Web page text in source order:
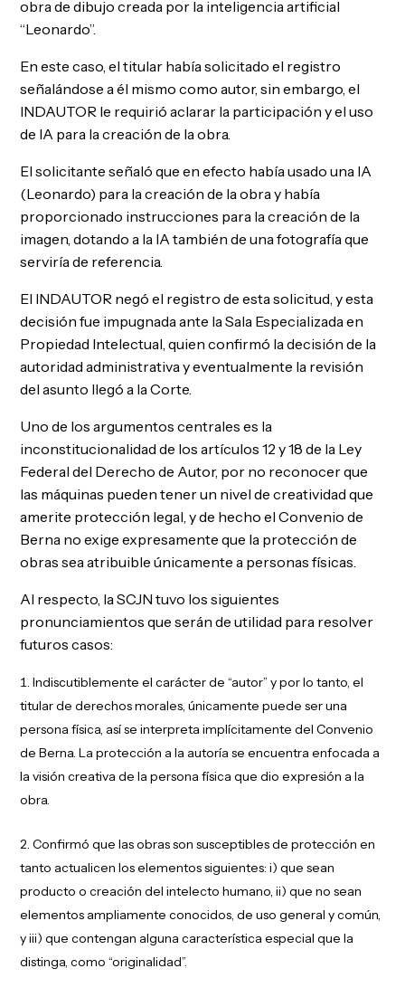
obra de dibujo creada por la inteligencia artificial
“Leonardo”.
En este caso, el titular había solicitado el registro
señalándose a él mismo como autor, sin embargo, el
INDAUTOR le requirió aclarar la participación y el uso
de IA para la creación de la obra.
El solicitante señaló que en efecto había usado una IA
(Leonardo) para la creación de la obra y había
proporcionado instrucciones para la creación de la
imagen, dotando a la IA también de una fotografía que
serviría de referencia.
El INDAUTOR negó el registro de esta solicitud, y esta
decisión fue impugnada ante la Sala Especializada en
Propiedad Intelectual, quien confirmó la decisión de la
autoridad administrativa y eventualmente la revisión
del asunto llegó a la Corte.
Uno de los argumentos centrales es la
inconstitucionalidad de los artículos 12 y 18 de la Ley
Federal del Derecho de Autor, por no reconocer que
las máquinas pueden tener un nivel de creatividad que
amerite protección legal, y de hecho el Convenio de
Berna no exige expresamente que la protección de
obras sea atribuible únicamente a personas físicas.
Al respecto, la SCJN tuvo los siguientes
pronunciamientos que serán de utilidad para resolver
futuros casos:
Indiscutiblemente el carácter de “autor” y por lo tanto, el
titular de derechos morales, únicamente puede ser una
persona física, así se interpreta implícitamente del Convenio
de Berna. La protección a la autoría se encuentra enfocada a
la visión creativa de la persona física que dio expresión a la
obra.
Confirmó que las obras son susceptibles de protección en
tanto actualicen los elementos siguientes: i) que sean
producto o creación del intelecto humano, ii) que no sean
elementos ampliamente conocidos, de uso general y común,
y iii) que contengan alguna característica especial que la
distinga, como “originalidad”.